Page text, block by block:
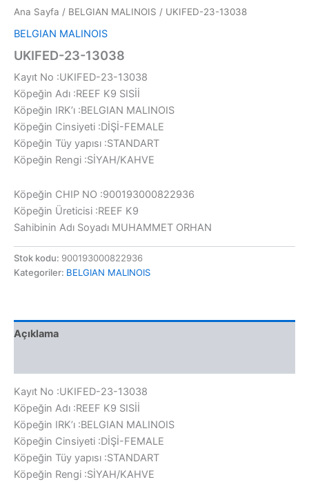
Ana Sayfa / BELGIAN MALINOIS / UKIFED-23-13038
BELGIAN MALINOIS
UKIFED-23-13038
Kayıt No :UKIFED-23-13038
Köpeğin Adı :REEF K9 SISİİ
Köpeğin IRK’ı :BELGIAN MALINOIS
Köpeğin Cinsiyeti :DİŞİ-FEMALE
Köpeğin Tüy yapısı :STANDART
Köpeğin Rengi :SİYAH/KAHVE
Köpeğin CHIP NO :900193000822936
Köpeğin Üreticisi :REEF K9
Sahibinin Adı Soyadı MUHAMMET ORHAN
Stok kodu: 900193000822936
Kategoriler: BELGIAN MALINOIS
Açıklama
Kayıt No :UKIFED-23-13038
Köpeğin Adı :REEF K9 SISİİ
Köpeğin IRK’ı :BELGIAN MALINOIS
Köpeğin Cinsiyeti :DİŞİ-FEMALE
Köpeğin Tüy yapısı :STANDART
Köpeğin Rengi :SİYAH/KAHVE